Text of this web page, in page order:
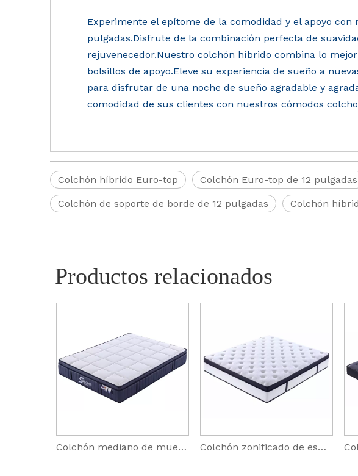
Experimente el epítome de la comodidad y el apoyo
pulgadas.Disfrute de la combinación perfecta de
rejuvenecedor.Nuestro colchón híbrido combina lo
bolsillos de apoyo.Eleve su experiencia de sueño a
para disfrutar de una noche de sueño agradable y
comodidad de sus clientes con nuestros cómodos
Colchón híbrido Euro-top Colchón Euro-top de 12 pulgadas
Colchón de soporte de borde de 12 pulgadas Colchón
Productos relacionados
Colchón mediano de muelles zonificados de espuma viscoelástica de látex Luxury Suites Colchón zonificado de espuma con memoria de látex Euro Top de alta calidad